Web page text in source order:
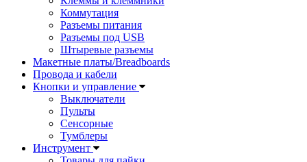
Коммутация
Разъемы питания
Разъемы под USB
Штыревые разъемы
Макетные платы/Breadboards
Провода и кабели
Кнопки и управление
Выключатели
Пульты
Сенсорные
Тумблеры
Инструмент